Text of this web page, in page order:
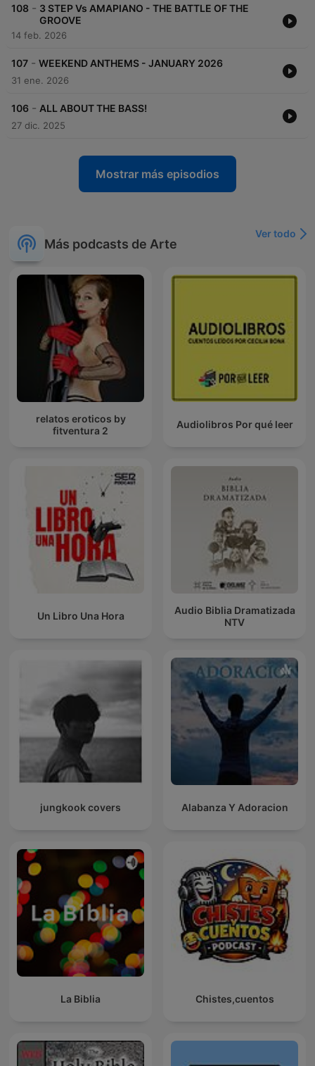
108 - 3 STEP Vs AMAPIANO - THE BATTLE OF THE
GROOVE
14 feb. 2026
107 - WEEKEND ANTHEMS - JANUARY 2026
31 ene. 2026
106 - ALL ABOUT THE BASS!
27 dic. 2025
Mostrar más episodios
Más podcasts de Arte
Ver todo
relatos eroticos by
fitventura 2
Audiolibros Por qué leer
Un Libro Una Hora
Audio Biblia Dramatizada
NTV
jungkook covers Alabanza Y Adoracion
La Biblia Chistes,cuentos